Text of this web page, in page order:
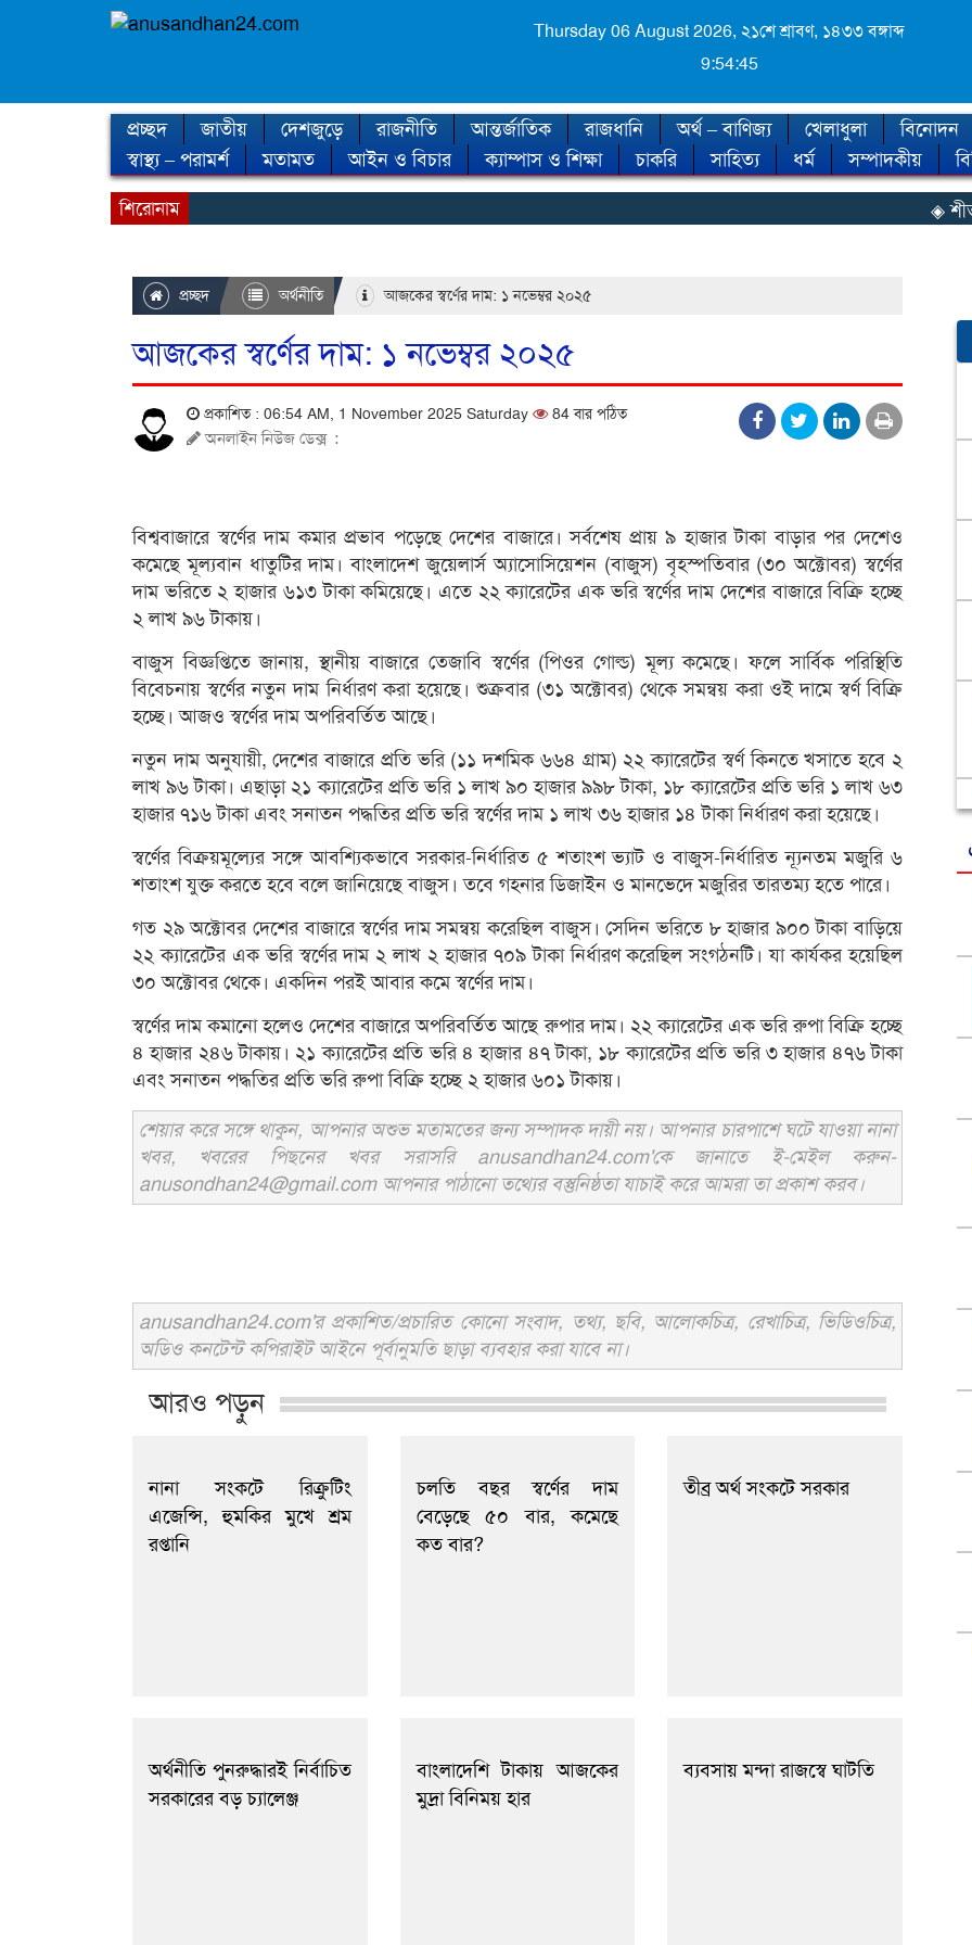
Thursday 06 August 2026, ২১শে শ্রাবণ, ১৪৩৩ বঙ্গাব্দ
9:54:46
প্রচ্ছদ জাতীয় দেশজুড়ে রাজনীতি আন্তর্জাতিক রাজধানি অর্থ – বাণিজ্য খেলাধুলা বিনোদন
স্বাস্থ্য – পরামর্শ
মতামত আইন ও বিচার ক্যাম্পাস ও শিক্ষা চাকরি সাহিত্য ধর্ম সম্পাদকীয়
শিরোনাম ◈ শীত
প্রচ্ছদ অর্থনীতি আজকের স্বর্ণের দাম: ১ নভেম্বর ২০২৫
আজকের স্বর্ণের দাম: ১ নভেম্বর ২০২৫
প্রকাশিত : 06:54 AM, 1 November 2025 Saturday 84 বার পঠিত
অনলাইন নিউজ ডেক্স :
বিশ্ববাজারে স্বর্ণের দাম কমার প্রভাব পড়েছে দেশের বাজারে। সর্বশেষ প্রায় ৯ হাজার টাকা বাড়ার পর দেশেও
কমেছে মূল্যবান ধাতুটির দাম। বাংলাদেশ জুয়েলার্স অ্যাসোসিয়েশন (বাজুস) বৃহস্পতিবার (৩০ অক্টোবর) স্বর্ণের
দাম ভরিতে ২ হাজার ৬১৩ টাকা কমিয়েছে। এতে ২২ ক্যারেটের এক ভরি স্বর্ণের দাম দেশের বাজারে বিক্রি হচ্ছে
২ লাখ ৯৬ টাকায়।
বাজুস বিজ্ঞপ্তিতে জানায়, স্থানীয় বাজারে তেজাবি স্বর্ণের (পিওর গোল্ড) মূল্য কমেছে। ফলে সার্বিক পরিস্থিতি
বিবেচনায় স্বর্ণের নতুন দাম নির্ধারণ করা হয়েছে। শুক্রবার (৩১ অক্টোবর) থেকে সমন্বয় করা ওই দামে স্বর্ণ বিক্রি
হচ্ছে। আজও স্বর্ণের দাম অপরিবর্তিত আছে।
নতুন দাম অনুযায়ী, দেশের বাজারে প্রতি ভরি (১১ দশমিক ৬৬৪ গ্রাম) ২২ ক্যারেটের স্বর্ণ কিনতে খসাতে হবে ২
লাখ ৯৬ টাকা। এছাড়া ২১ ক্যারেটের প্রতি ভরি ১ লাখ ৯০ হাজার ৯৯৮ টাকা, ১৮ ক্যারেটের প্রতি ভরি ১ লাখ ৬৩
হাজার ৭১৬ টাকা এবং সনাতন পদ্ধতির প্রতি ভরি স্বর্ণের দাম ১ লাখ ৩৬ হাজার ১৪ টাকা নির্ধারণ করা হয়েছে।
স্বর্ণের বিক্রয়মূল্যের সঙ্গে আবশ্যিকভাবে সরকার-নির্ধারিত ৫ শতাংশ ভ্যাট ও বাজুস-নির্ধারিত ন্যূনতম মজুরি ৬
শতাংশ যুক্ত করতে হবে বলে জানিয়েছে বাজুস। তবে গহনার ডিজাইন ও মানভেদে মজুরির তারতম্য হতে পারে।
গত ২৯ অক্টোবর দেশের বাজারে স্বর্ণের দাম সমন্বয় করেছিল বাজুস। সেদিন ভরিতে ৮ হাজার ৯০০ টাকা বাড়িয়ে
২২ ক্যারেটের এক ভরি স্বর্ণের দাম ২ লাখ ২ হাজার ৭০৯ টাকা নির্ধারণ করেছিল সংগঠনটি। যা কার্যকর হয়েছিল
৩০ অক্টোবর থেকে। একদিন পরই আবার কমে স্বর্ণের দাম।
স্বর্ণের দাম কমানো হলেও দেশের বাজারে অপরিবর্তিত আছে রুপার দাম। ২২ ক্যারেটের এক ভরি রুপা বিক্রি হচ্ছে
৪ হাজার ২৪৬ টাকায়। ২১ ক্যারেটের প্রতি ভরি ৪ হাজার ৪৭ টাকা, ১৮ ক্যারেটের প্রতি ভরি ৩ হাজার ৪৭৬ টাকা
এবং সনাতন পদ্ধতির প্রতি ভরি রুপা বিক্রি হচ্ছে ২ হাজার ৬০১ টাকায়।
শেয়ার করে সঙ্গে থাকুন, আপনার অশুভ মতামতের জন্য সম্পাদক দায়ী নয়। আপনার চারপাশে ঘটে যাওয়া নানা
খবর, খবরের পিছনের খবর সরাসরি anusandhan24.com'কে জানাতে ই-মেইল করুন-
anusondhan24@gmail.com আপনার পাঠানো তথ্যের বস্তুনিষ্ঠতা যাচাই করে আমরা তা প্রকাশ করব।
anusandhan24.com'র প্রকাশিত/প্রচারিত কোনো সংবাদ, তথ্য, ছবি, আলোকচিত্র, রেখাচিত্র, ভিডিওচিত্র,
অডিও কনটেন্ট কপিরাইট আইনে পূর্বানুমতি ছাড়া ব্যবহার করা যাবে না।
আরও পড়ুন
নানা সংকটে রিক্রুটিং
এজেন্সি, হুমকির মুখে শ্রম
রপ্তানি
চলতি বছর স্বর্ণের দাম
বেড়েছে ৫০ বার, কমেছে
কত বার?
তীব্র অর্থ সংকটে সরকার
অর্থনীতি পুনরুদ্ধারই নির্বাচিত
সরকারের বড় চ্যালেঞ্জ
বাংলাদেশি টাকায় আজকের
মুদ্রা বিনিময় হার
ব্যবসায় মন্দা রাজস্বে ঘাটতি